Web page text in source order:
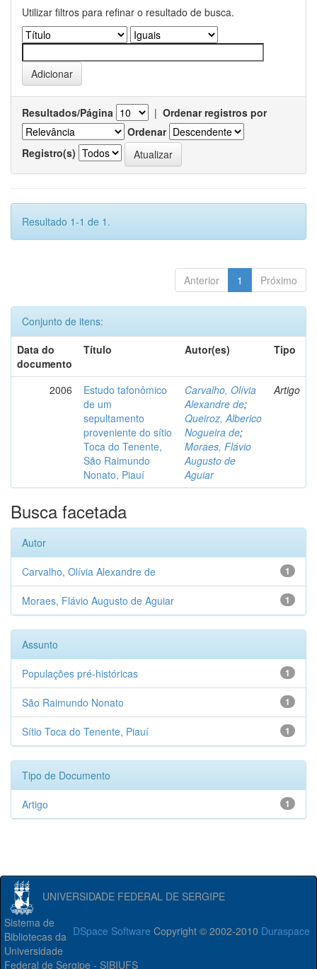
Utilizar filtros para refinar o resultado de busca.
Resultados/Página | Ordenar registros por
Ordenar
Registro(s)
Resultado 1-1 de 1.
Anterior 1 Próximo
Conjunto de itens:
Data do
documento
Título Autor(es) Tipo
2006
Estudo tafonômico
de um
sepultamento
proveniente do sítio
Toca do Tenente,
São Raimundo
Nonato, Piauí
Carvalho, Olívia
Alexandre de;
Queiroz, Alberico
Nogueira de;
Moraes, Flávio
Augusto de
Aguiar
Artigo
Busca facetada
Autor
1
Carvalho, Olívia Alexandre de
1
Moraes, Flávio Augusto de Aguiar
Assunto
1
Populações pré-históricas
1
São Raimundo Nonato
1
Sítio Toca do Tenente, Piauí
Tipo de Documento
1
Artigo
UNIVERSIDADE FEDERAL DE SERGIPE
DSpace Software Copyright © 2002-2010 Duraspace
Sistema de
Bibliotecas da
Universidade
Federal de Sergipe - SIBIUFS